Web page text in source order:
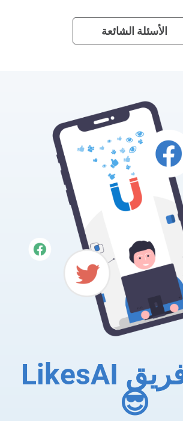
الأسئلة الشائعة
حول فريق LikesAI
😎